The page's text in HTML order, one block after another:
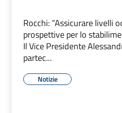
Rocchi: “Assicurare livelli
prospettive per lo
Il Vice Presidente
partec...
Notizie